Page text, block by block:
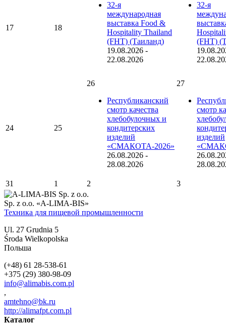
17 18
32-я
международная
выставка Food &
Hospitality Thailand
(FHT) (Таиланд)
19.08.2026 -
22.08.2026
32-я
(FHT)
24 25
26
Республиканский
смотр качества
хлебобулочных и
кондитерских
изделий
«СМАКОТА-2026»
26.08.2026 -
28.08.2026
27
смотр
изделий
31 1 2 3
Sp. z o.o. «A-LIMA-BIS»
Техника для пищевой промышленности
Ul. 27 Grudnia 5
Środa Wielkopolska
Польша
(+48) 61 28-538-61
+375 (29) 380-98-09
info@alimabis.com.pl
,
amtehno@bk.ru
http://alimafpt.com.pl
Каталог